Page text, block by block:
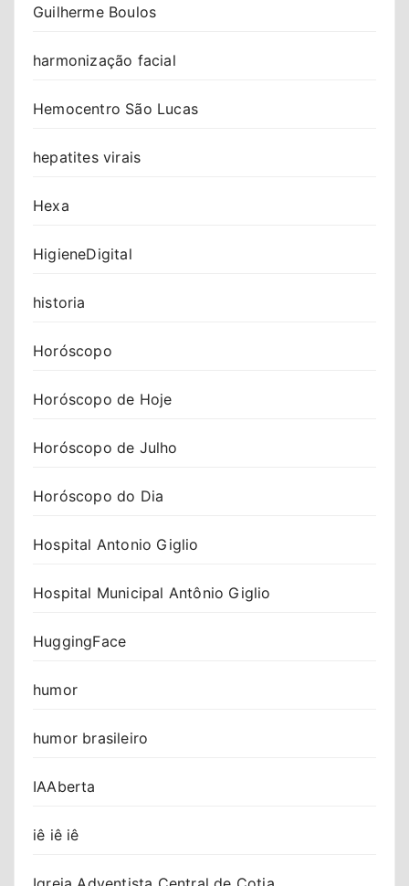
Guilherme Boulos
harmonização facial
Hemocentro São Lucas
hepatites virais
Hexa
HigieneDigital
historia
Horóscopo
Horóscopo de Hoje
Horóscopo de Julho
Horóscopo do Dia
Hospital Antonio Giglio
Hospital Municipal Antônio Giglio
HuggingFace
humor
humor brasileiro
IAAberta
iê iê iê